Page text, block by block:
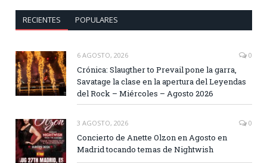
RECIENTES POPULARES
6 AGOSTO, 2026 0
Crónica: Slaugther to Prevail pone la garra,
Savatage la clase en la apertura del Leyendas
del Rock – Miércoles – Agosto 2026
3 AGOSTO, 2026 0
Concierto de Anette Olzon en Agosto en
Madrid tocando temas de Nightwish